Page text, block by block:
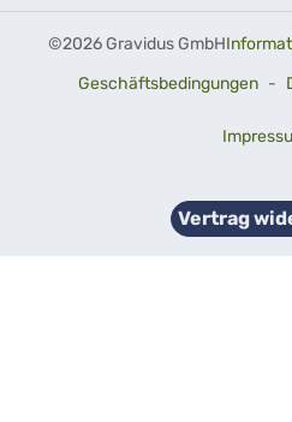
©2026 Gravidus GmbH
Geschäftsbedingungen -
Vertrag